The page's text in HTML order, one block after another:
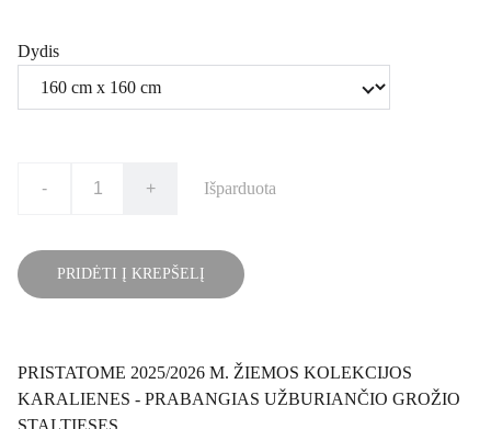
Dydis
- + Išparduota
PRIDĖTI Į KREPŠELĮ
PRISTATOME 2025/2026 M. ŽIEMOS KOLEKCIJOS
KARALIENES - PRABANGIAS UŽBURIANČIO GROŽIO
STALTIESES